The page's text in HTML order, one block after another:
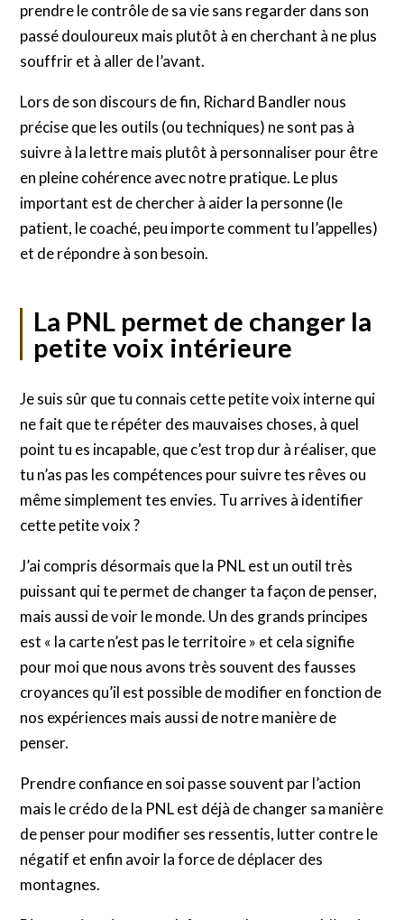
prendre le contrôle de sa vie sans regarder dans son
passé douloureux mais plutôt à en cherchant à ne plus
souffrir et à aller de l’avant.
Lors de son discours de fin, Richard Bandler nous
précise que les outils (ou techniques) ne sont pas à
suivre à la lettre mais plutôt à personnaliser pour être
en pleine cohérence avec notre pratique. Le plus
important est de chercher à aider la personne (le
patient, le coaché, peu importe comment tu l’appelles)
et de répondre à son besoin.
La PNL permet de changer la
petite voix intérieure
Je suis sûr que tu connais cette petite voix interne qui
ne fait que te répéter des mauvaises choses, à quel
point tu es incapable, que c’est trop dur à réaliser, que
tu n’as pas les compétences pour suivre tes rêves ou
même simplement tes envies. Tu arrives à identifier
cette petite voix ?
J’ai compris désormais que la PNL est un outil très
puissant qui te permet de changer ta façon de penser,
mais aussi de voir le monde. Un des grands principes
est « la carte n’est pas le territoire » et cela signifie
pour moi que nous avons très souvent des fausses
croyances qu’il est possible de modifier en fonction de
nos expériences mais aussi de notre manière de
penser.
Prendre confiance en soi passe souvent par l’action
mais le crédo de la PNL est déjà de changer sa manière
de penser pour modifier ses ressentis, lutter contre le
négatif et enfin avoir la force de déplacer des
montagnes.